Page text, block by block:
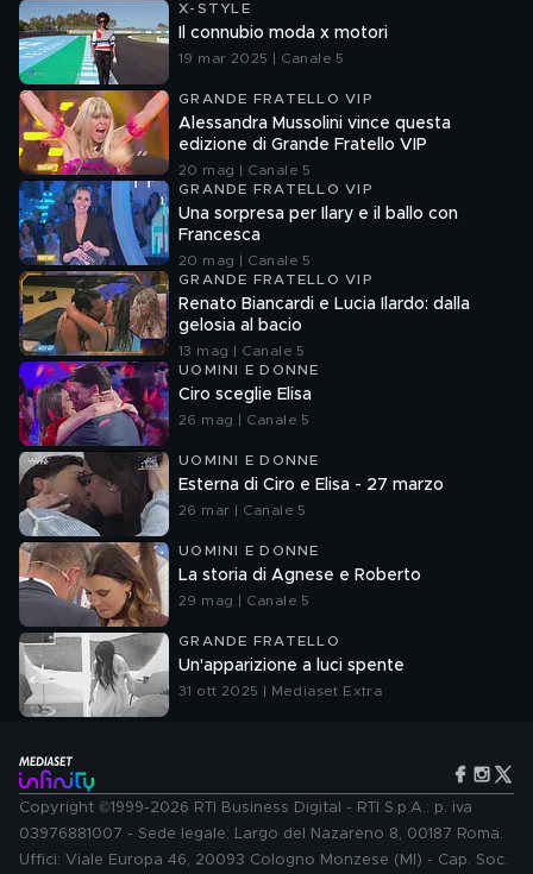
X-STYLE
Il connubio moda x motori
19 mar 2025 | Canale 5
GRANDE FRATELLO VIP
Alessandra Mussolini vince questa
edizione di Grande Fratello VIP
20 mag | Canale 5
GRANDE FRATELLO VIP
Una sorpresa per Ilary e il ballo con
Francesca
20 mag | Canale 5
GRANDE FRATELLO VIP
Renato Biancardi e Lucia Ilardo: dalla
gelosia al bacio
13 mag | Canale 5
UOMINI E DONNE
Ciro sceglie Elisa
26 mag | Canale 5
UOMINI E DONNE
Esterna di Ciro e Elisa - 27 marzo
26 mar | Canale 5
UOMINI E DONNE
La storia di Agnese e Roberto
29 mag | Canale 5
GRANDE FRATELLO
Un'apparizione a luci spente
31 ott 2025 | Mediaset Extra
Copyright ©1999-2026 RTI Business Digital - RTI S.p.A.: p. iva
03976881007 - Sede legale: Largo del Nazareno 8, 00187 Roma.
Uffici: Viale Europa 46, 20093 Cologno Monzese (MI) - Cap. Soc.